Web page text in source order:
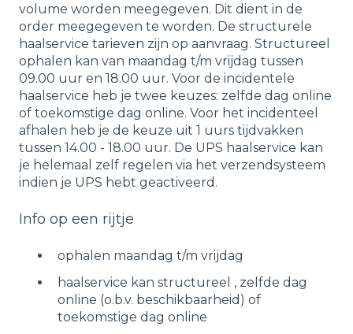
volume worden meegegeven. Dit dient in de
order meegegeven te worden. De structurele
haalservice tarieven zijn op aanvraag. Structureel
ophalen kan van maandag t/m vrijdag tussen
09.00 uur en 18.00 uur. Voor de incidentele
haalservice heb je twee keuzes: zelfde dag online
of toekomstige dag online. Voor het incidenteel
afhalen heb je de keuze uit 1 uurs tijdvakken
tussen 14.00 - 18.00 uur. De UPS haalservice kan
je helemaal zelf regelen via het verzendsysteem
indien je UPS hebt geactiveerd.
Info op een rijtje
ophalen maandag t/m vrijdag
haalservice kan structureel , zelfde dag
online (o.b.v. beschikbaarheid) of
toekomstige dag online